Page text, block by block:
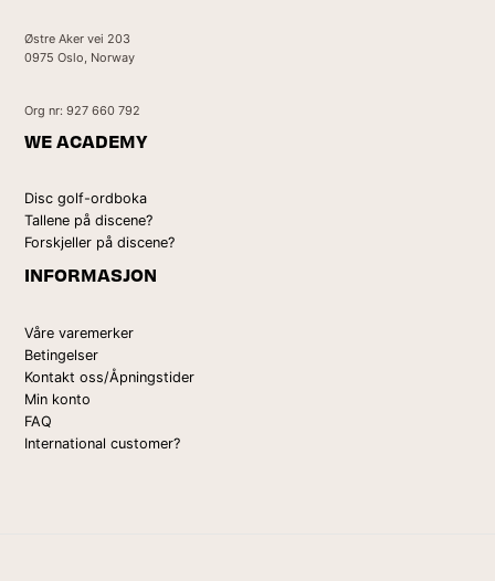
Østre Aker vei 203
0975 Oslo, Norway
Org nr: 927 660 792
WE ACADEMY
Disc golf-ordboka
Tallene på discene?
Forskjeller på discene?
INFORMASJON
Våre varemerker
Betingelser
Kontakt oss/Åpningstider
Min konto
FAQ
International customer?